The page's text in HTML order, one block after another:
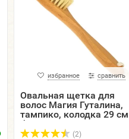
избранное сравнить
Овальная щетка для
волос Магия Гуталина,
тампико, колодка 29
бук, воск.
(2)